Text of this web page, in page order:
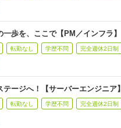
歩を、ここで【PM／インフラ】
転勤なし 学歴不問 完全週休2日制
ージへ！【サーバーエンジニア】
転勤なし 学歴不問 完全週休2日制